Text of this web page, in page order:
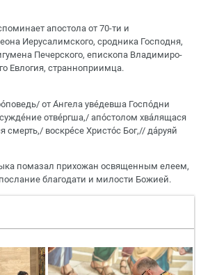
апостола от 70-ти и
Иерусалимского, сродника Господня,
Печерского, епископа Владимиро-
Евлогия, странноприимца.
от А́нгела уве́девша Госпо́дни
отве́ргша,/ апо́столом хва́лящася
смерть,/ воскре́се Христо́с Бог,// да́руяй
помазал прихожан освященным елеем,
благодати и милости Божией.